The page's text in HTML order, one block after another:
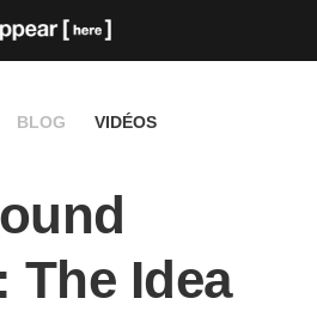
BLOG VIDÉOS
The Idea